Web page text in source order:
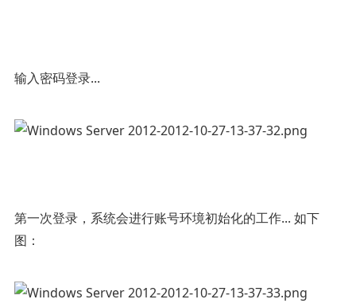
输入密码登录...
第一次登录，系统会进行账号环境初始化的工作... 如下
图：